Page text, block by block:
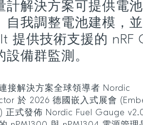
計解決方案可提供電
自我調整電池建模，
提供技術支援的 nRF
設備群監測。
接解決方案全球領導者 Nordic
於 2026 德國嵌入式展會
正式發佈 Nordic Fuel Gauge